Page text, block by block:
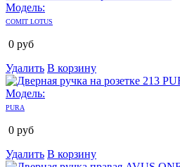
Модель:
COMIT LOTUS
0 руб
Удалить В корзину
Модель:
PURA
0 руб
Удалить В корзину